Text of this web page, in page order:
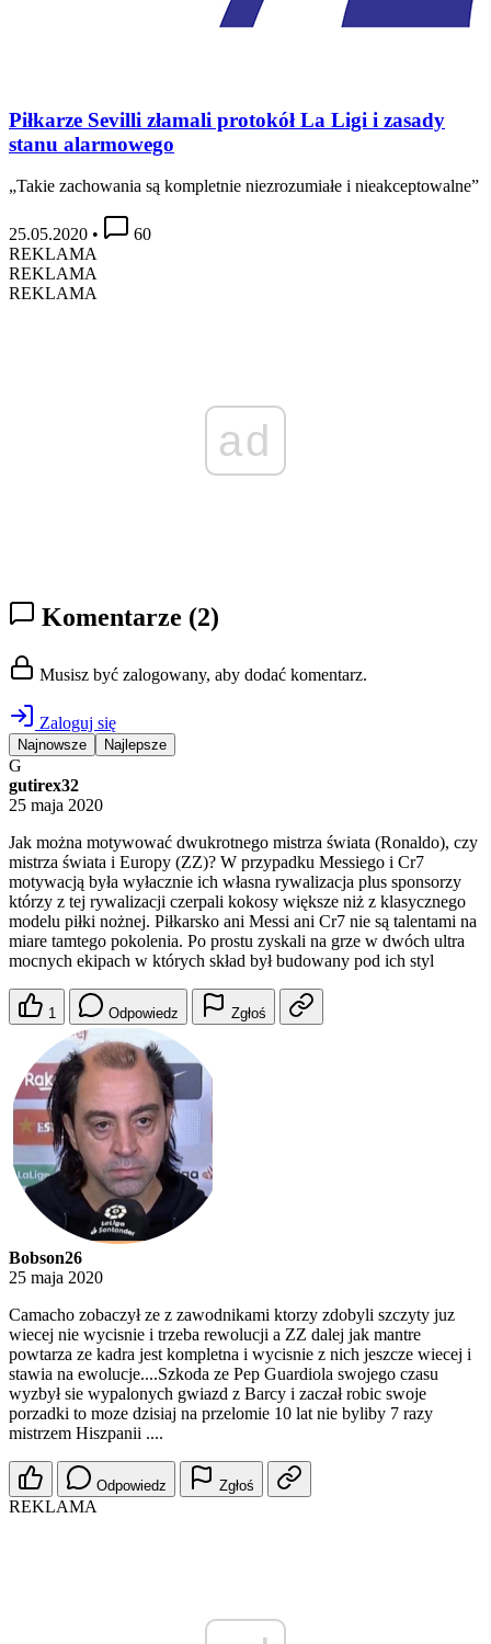
Piłkarze Sevilli złamali protokół La Ligi i zasady
stanu alarmowego
„Takie zachowania są kompletnie niezrozumiałe i nieakceptowalne”
25.05.2020 •
60
REKLAMA
REKLAMA
REKLAMA
ad
Komentarze (2)
Musisz być zalogowany, aby dodać komentarz.
Zaloguj się
Najnowsze Najlepsze
G
gutirex32
25 maja 2020
Jak można motywować dwukrotnego mistrza świata (Ronaldo), czy
mistrza świata i Europy (ZZ)? W przypadku Messiego i Cr7
motywacją była wyłacznie ich własna rywalizacja plus sponsorzy
którzy z tej rywalizacji czerpali kokosy większe niż z klasycznego
modelu piłki nożnej. Piłkarsko ani Messi ani Cr7 nie są talentami na
miare tamtego pokolenia. Po prostu zyskali na grze w dwóch ultra
mocnych ekipach w których skład był budowany pod ich styl
1 Odpowiedz Zgłoś
Bobson26
25 maja 2020
Camacho zobaczył ze z zawodnikami ktorzy zdobyli szczyty juz
wiecej nie wycisnie i trzeba rewolucji a ZZ dalej jak mantre
powtarza ze kadra jest kompletna i wycisnie z nich jeszcze wiecej i
stawia na ewolucje....Szkoda ze Pep Guardiola swojego czasu
wyzbył sie wypalonych gwiazd z Barcy i zaczał robic swoje
porzadki to moze dzisiaj na przelomie 10 lat nie byliby 7 razy
mistrzem Hiszpanii ....
Odpowiedz Zgłoś
REKLAMA